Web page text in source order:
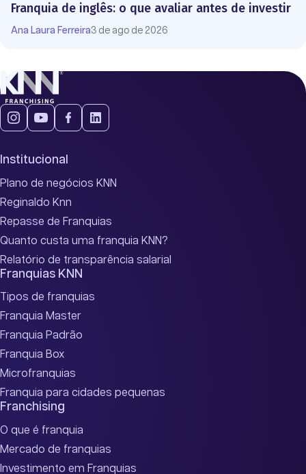
Franquia de inglês: o que avaliar antes de investir
Ana Laura Ferreira3 de ago de 2026
Institucional
Plano de negócios KNN
Reginaldo Knn
Repasse de Franquias
Quanto custa uma franquia KNN?
Relatório de transparência salarial
Franquias KNN
Tipos de franquias
Franquia Master
Franquia Padrão
Franquia Box
Microfranquias
Franquia para cidades pequenas
Franchising
O que é franquia
Mercado de franquias
Investimento em Franquias